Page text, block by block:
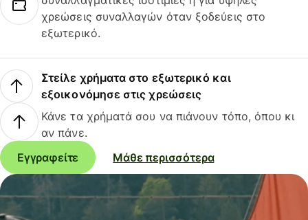
χρεώσεις συναλλαγών όταν ξοδεύεις στο
εξωτερικό.
Στείλε χρήματα στο εξωτερικό και
εξοικονόμησε στις χρεώσεις
Κάνε τα χρήματά σου να πιάνουν τόπο, όπου κι
αν πάνε.
Εγγραφείτε
Μάθε περισσότερα